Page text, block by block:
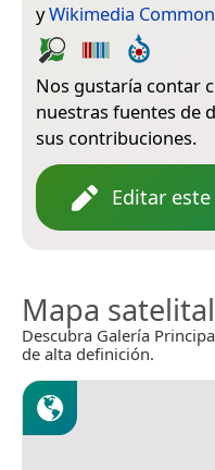
yWikimedia
Nos gustaría contar
nuestras fuentes de
sus contribuciones.
Editar
Mapa satelital
Descubra Galería
de alta definición.